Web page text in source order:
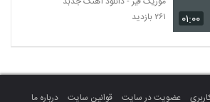
دانلود آهنگ امید عزیزخانی تو بری
۲۰۸ بازدید
دانلود آهنگ عاشقونه از مهرداد کریمی
۰۱:۰۰
۲۶۱ بازدید
عضویت در سایت قوانین سایت درباره ما